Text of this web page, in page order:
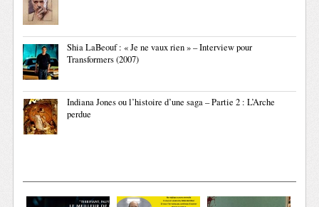
Shia LaBeouf : « Je ne vaux rien » – Interview pour
Transformers (2007)
Indiana Jones ou l’histoire d’une saga – Partie 2 : L’Arche
perdue